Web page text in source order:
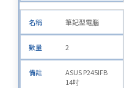
筆記型電腦
2
ASUS P245IFB
14吋